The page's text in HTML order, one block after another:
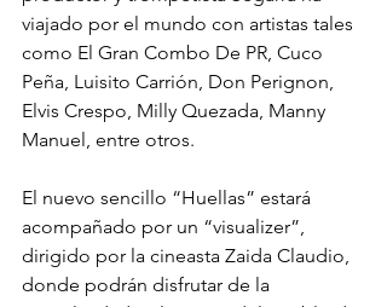
viajado por el mundo con artistas tales
como El Gran Combo De PR, Cuco
Peña, Luisito Carrión, Don Perignon,
Elvis Crespo, Milly Quezada, Manny
Manuel, entre otros.
El nuevo sencillo “Huellas” estará
acompañado por un “visualizer”,
dirigido por la cineasta Zaida Claudio,
donde podrán disfrutar de la